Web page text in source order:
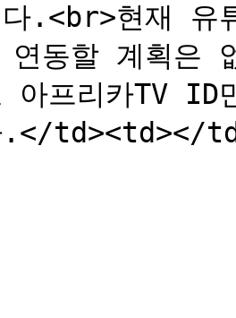
다.<br>현재
동할 계획은
아프리카TV ID